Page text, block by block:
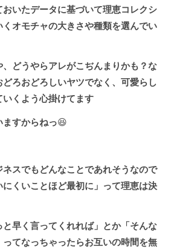
いたデータに基づいて理恵コレクシ
くオモチャの大きさや種類を選んでい
どうやらアレがこぢんまりかも？な
ろおどろしいヤツでなく、可愛らし
くよう心掛けてます
ますからねっ😆
スでもどんなことであれそうなので
くいことほど最初に」って理恵は決
早く言ってくれれば」とか「そんな
てなっちゃったらお互いの時間を無